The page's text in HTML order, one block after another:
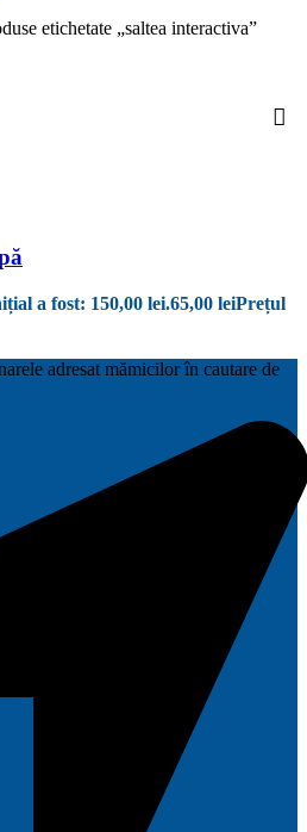
etichetate „saltea interactiva”
a fost: 150,00 lei.65,00 leiPrețul
adresat mămicilor în cautare de